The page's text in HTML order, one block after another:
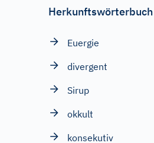
Herkunftswörterbuch
Euergie
divergent
Sirup
okkult
konsekutiv